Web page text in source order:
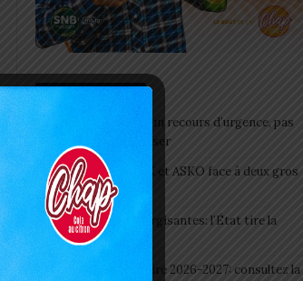
Articles récents
Pilule du lendemain : un recours d’urgence, pas
une habitude à banaliser
Interclubs CAF: ASCK et ASKO face à deux gros
morceaux
Togo/ Boissons énergisantes: l’État tire la
sonnette d’alarme
Togo/ Rentrée scolaire 2026-2027: consultez la